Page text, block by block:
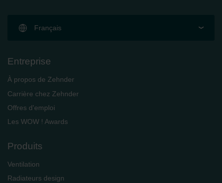
Français
Entreprise
À propos de Zehnder
Carrière chez Zehnder
Offres d'emploi
Les WOW ! Awards
Produits
Ventilation
Radiateurs design